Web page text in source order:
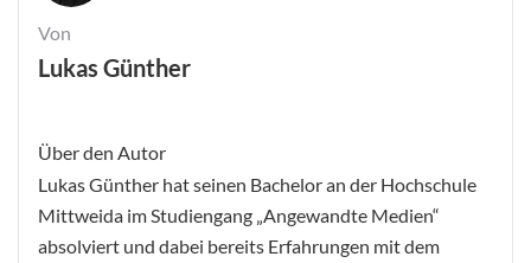
Von
Lukas Günther
Über den Autor
Lukas Günther hat seinen Bachelor an der Hochschule
Mittweida im Studiengang „Angewandte Medien“
absolviert und dabei bereits Erfahrungen mit dem